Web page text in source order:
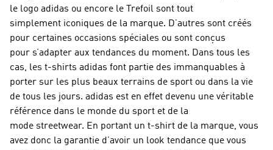
le logo adidas ou encore le Trefoil sont tout
simplement iconiques de la marque. D’autres sont créés
pour certaines occasions spéciales ou sont conçus
pour s’adapter aux tendances du moment. Dans tous les
cas, les t-shirts adidas font partie des immanquables à
porter sur les plus beaux terrains de sport ou dans la vie
de tous les jours. adidas est en effet devenu une véritable
référence dans le monde du sport et de la
mode streetwear. En portant un t-shirt de la marque, vous
avez donc la garantie d’avoir un look tendance que vous